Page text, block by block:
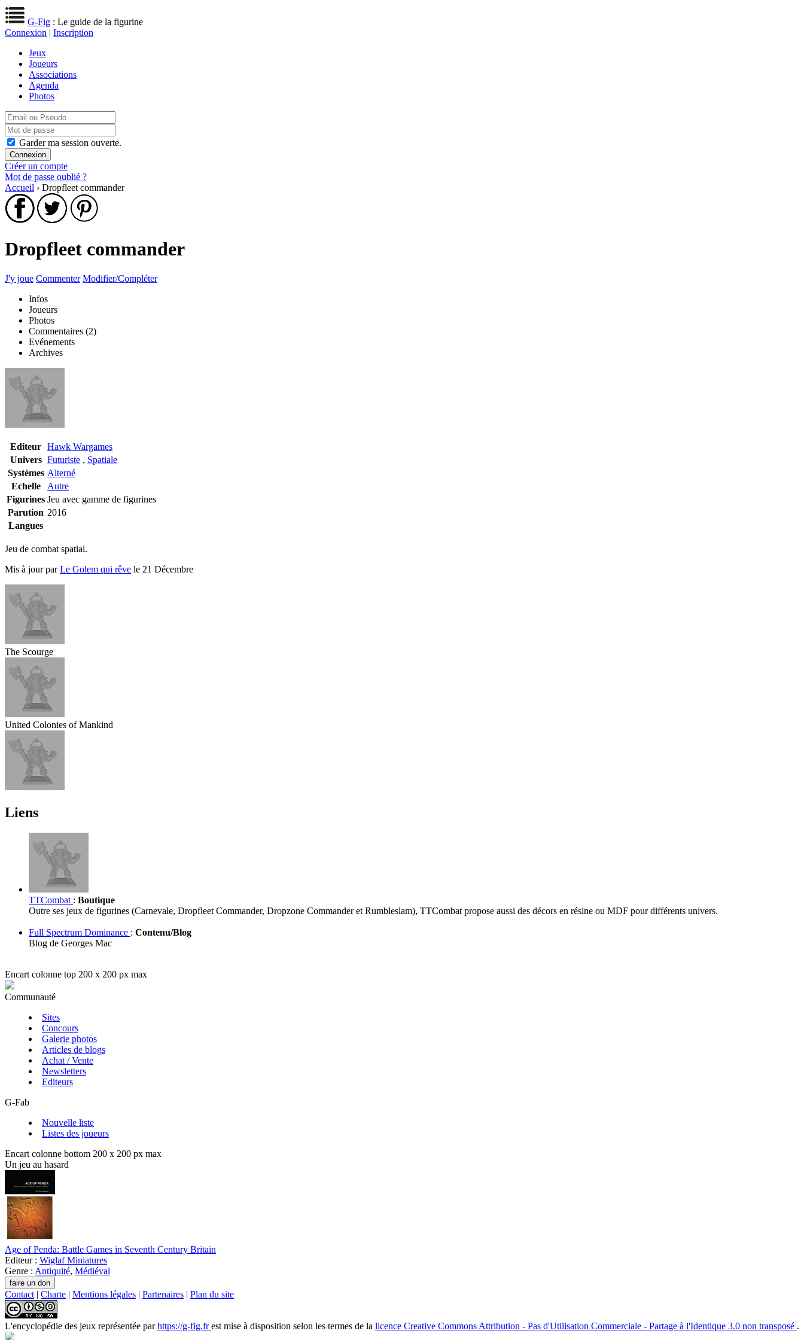
G-Fig : Le guide de la figurine
Connexion | Inscription
Jeux
Joueurs
Associations
Agenda
Photos
Garder ma session ouverte.
Créer un compte
Mot de passe oublié ?
Accueil › Dropfleet commander
Dropfleet commander
J'y joue Commenter Modifier/Compléter
Infos
Joueurs
Photos
Commentaires (2)
Evénements
Archives
Editeur Hawk Wargames
Univers Futuriste , Spatiale
Systèmes Alterné
Echelle
Autre
Figurines Jeu avec gamme de figurines
Parution 2016
Langues
Jeu de combat spatial.
Mis à jour parLe Golem qui rêve le 21 Décembre
The Scourge
United Colonies of Mankind
Liens
TTCombat : Boutique
Outre ses jeux de figurines (Carnevale, Dropfleet Commander, Dropzone Commander et Rumbleslam), TTCombat propose aussi des décors en résine ou MDF pour différents univers.
Full Spectrum Dominance : Contenu/Blog
Blog de Georges Mac
Encart colonne top 200 x 200 px max
Communauté
Sites
Concours
Galerie photos
Articles de blogs
Achat / Vente
Newsletters
Editeurs
G-Fab
Nouvelle liste
Listes des joueurs
Encart colonne bottom 200 x 200 px max
Un jeu au hasard
Age of Penda: Battle Games in Seventh Century Britain
Editeur : Wiglaf Miniatures
Genre : Antiquité, Médiéval
Contact | Charte | Mentions légales | Partenaires | Plan du site
L'encyclopédie des jeux représentée parhttps://g-fig.frest mise à disposition selon les termes de la licence Creative Commons Attribution - Pas d'Utilisation Commerciale - Partage à l'Identique 3.0 non transposé .